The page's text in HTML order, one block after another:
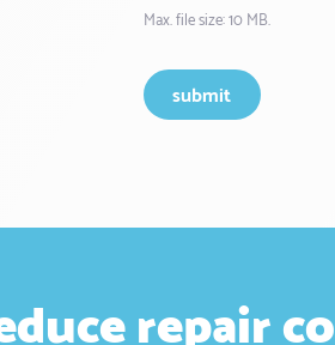
Max. file size: 10 MB.
repair